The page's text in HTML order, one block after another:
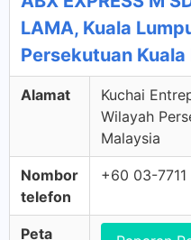
LAMA, Kuala
Persekutuan Kuala
Alamat
Kuchai
Wilayah
Malaysia
Nombor
telefon
+60 03-
Peta